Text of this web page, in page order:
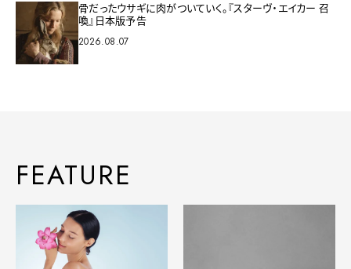
骨だったウサギに肉がついていく。『スターヴ・エイカー 召
喚』日本版予告
2026.08.07
FEATURE